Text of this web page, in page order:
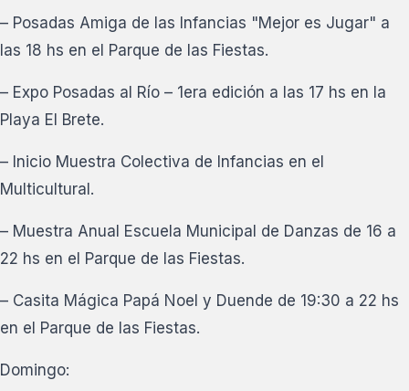
– Posadas Amiga de las Infancias "Mejor es Jugar" a
las 18 hs en el Parque de las Fiestas.
– Expo Posadas al Río – 1era edición a las 17 hs en la
Playa El Brete.
– Inicio Muestra Colectiva de Infancias en el
Multicultural.
– Muestra Anual Escuela Municipal de Danzas de 16 a
22 hs en el Parque de las Fiestas.
– Casita Mágica Papá Noel y Duende de 19:30 a 22 hs
en el Parque de las Fiestas.
Domingo: